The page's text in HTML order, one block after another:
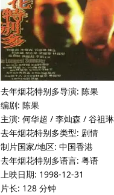
去年烟花特别多导演: 陈果
编剧: 陈果
主演: 何华超 / 李灿森 / 谷祖
去年烟花特别多类型: 剧情
制片国家/地区: 中国香港
去年烟花特别多语言: 粤语
上映日期: 1998-12-31
片长: 128 分钟